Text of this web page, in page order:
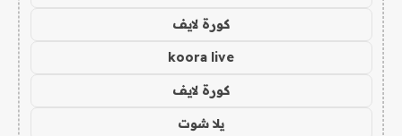
كورة لايف
koora live
كورة لايف
يلا شوت